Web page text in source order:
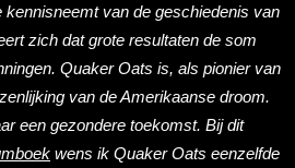
kennisneemt van de geschiedenis van
zich dat grote resultaten de som
Quaker Oats is, als pionier van
van de Amerikaanse droom.
een gezondere toekomst. Bij dit
wens ik Quaker Oats eenzelfde